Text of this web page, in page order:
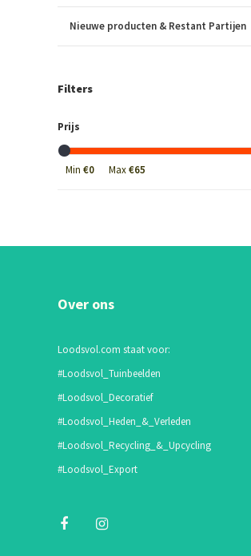
Nieuwe producten & Restant Partijen
Filters
Prijs
Min €0 Max€65
Over ons
Loodsvol.com staat voor:
#Loodsvol_Tuinbeelden
#Loodsvol_Decoratief
#Loodsvol_Heden_&_Verleden
#Loodsvol_Recycling_&_Upcycling
#Loodsvol_Export